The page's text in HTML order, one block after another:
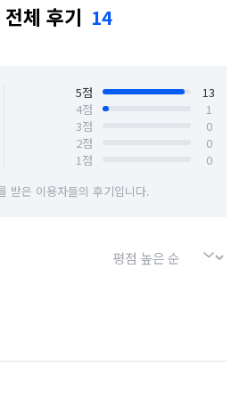
체 후기 14
5점
13
4점
1
3점
0
2점
0
1점
0
받은 이용자들의 후기입니다.